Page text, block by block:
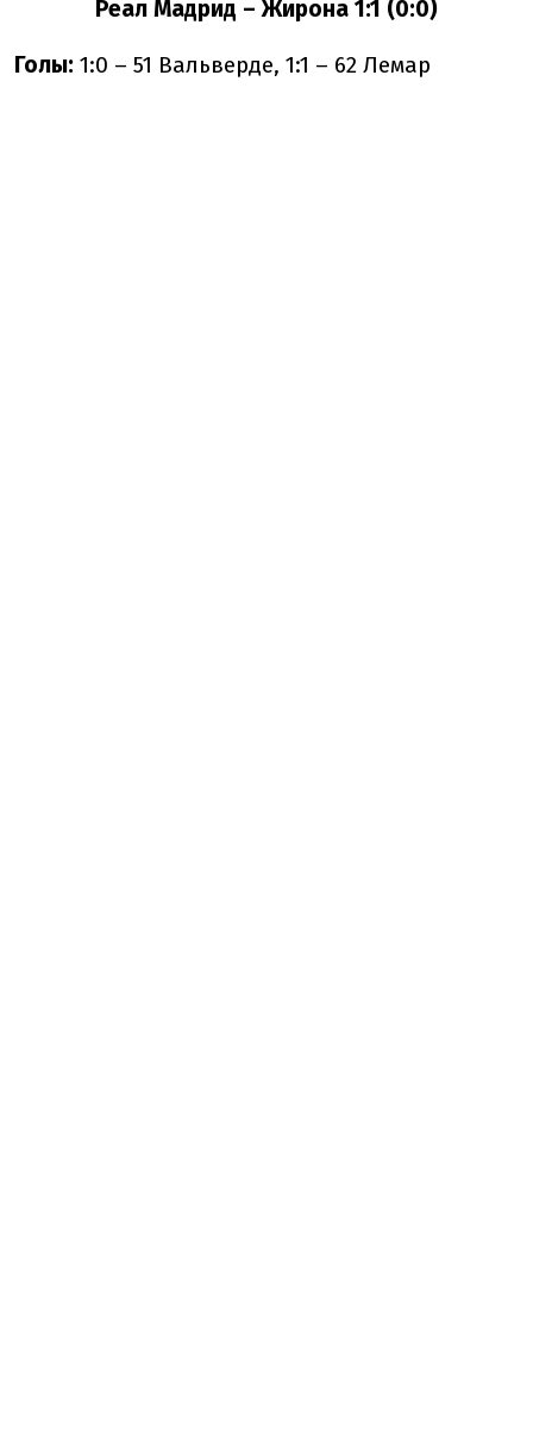
Реал Мадрид – Жирона 1:1 (0:0)
Голы: 1:0 – 51 Вальверде, 1:1 – 62 Лемар